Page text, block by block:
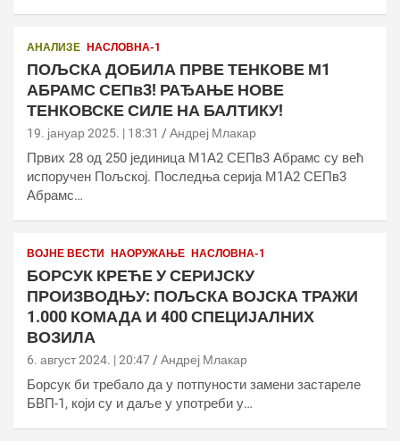
АНАЛИЗЕ НАСЛОВНА-1
ПОЉСКА ДОБИЛА ПРВЕ ТЕНКОВЕ М1
АБРАМС СЕПв3! РАЂАЊЕ НОВЕ
ТЕНКОВСКЕ СИЛЕ НА БАЛТИКУ!
19. јануар 2025. | 18:31 Андреј Млакар
Првих 28 од 250 јединица М1А2 СЕПв3 Абрамс су већ
испоручен Пољској. Последња серија М1А2 СЕПв3
Абрамс…
ВОЈНЕ ВЕСТИ НАОРУЖАЊЕ НАСЛОВНА-1
БОРСУК КРЕЋЕ У СЕРИЈСКУ
ПРОИЗВОДЊУ: ПОЉСКА ВОЈСКА ТРАЖИ
1.000 КОМАДА И 400 СПЕЦИЈАЛНИХ
ВОЗИЛА
6. август 2024. | 20:47 Андреј Млакар
Борсук би требало да у потпуности замени застареле
БВП-1, који су и даље у употреби у…